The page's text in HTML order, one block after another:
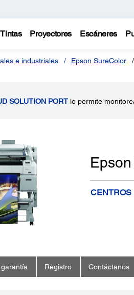
Tintas Proyectores Escáneres
e industriales Epson SureColor
SOLUTION PORT le permite
CENTROS
Registro Contáctanos